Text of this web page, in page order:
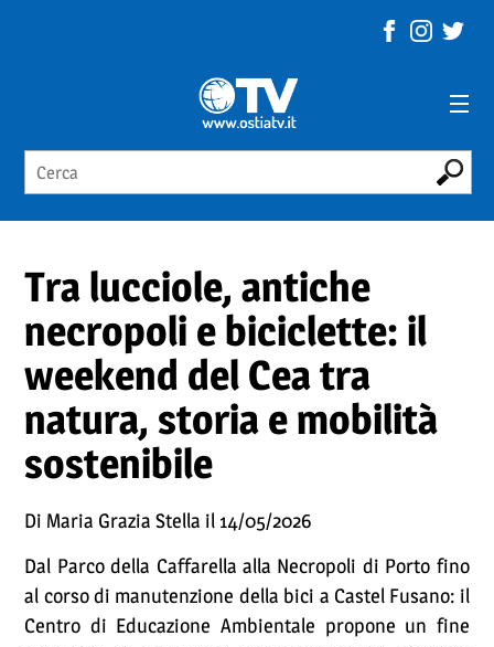
Tra lucciole, antiche
necropoli e biciclette: il
weekend del Cea tra
natura, storia e mobilità
sostenibile
Di Maria Grazia Stella il 14/05/2026
Dal Parco della Caffarella alla Necropoli di Porto fino
al corso di manutenzione della bici a Castel Fusano: il
Centro di Educazione Ambientale propone un fine